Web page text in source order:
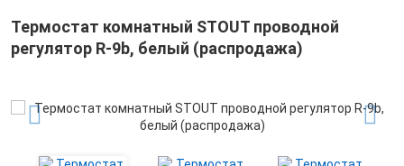
Термостат комнатный STOUT проводной
регулятор R-9b, белый (распродажа)